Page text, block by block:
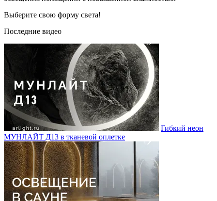
Выберите свою форму света!
Последние видео
Гибкий неон
МУНЛАЙТ Д13 в тканевой оплетке